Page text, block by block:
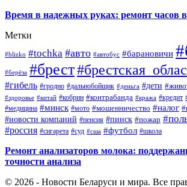
Время в надежных руках: ремонт часов
Метки
#blizko #tochka #авто #автобус #барановичи
#берёза #брест
#гибель #гродно #дальнобойщик #деньга #дети
#здоровье #китай #кобрин #контрабанда #кража #кредит
#медицина #минск #мото #мошенничество #налог
#новости компаний #пенсия #пинск #пожар
#россия #сигарета #суд #сша #футбол #школа
Ремонт анализаторов молока:
точности анализа
© 2026 - Новости Беларуси и мира. Все